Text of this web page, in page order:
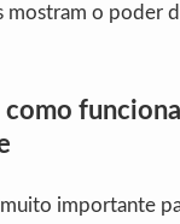
mostram o poder
importante